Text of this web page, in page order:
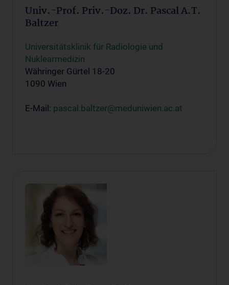
Univ.-Prof. Priv.-Doz. Dr. Pascal A.T.
Baltzer
Universitätsklinik für Radiologie und
Nuklearmedizin
Währinger Gürtel 18-20
1090 Wien
E-Mail: pascal.baltzer@meduniwien.ac.at